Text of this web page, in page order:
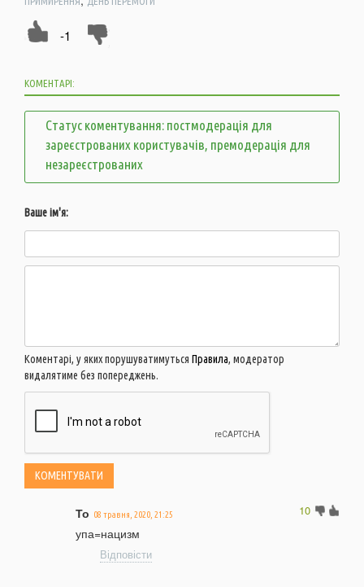
-1
КОМЕНТАРІ:
Статус коментування: постмодерація для
зареєстрованих користувачів, премодерація для
незареєстрованих
Ваше ім'я:
Коментарі, у яких порушуватимуться Правила, модератор
видалятиме без попереджень.
10
То 08 травня, 2020, 21:25
упа=нацизм
Відповісти